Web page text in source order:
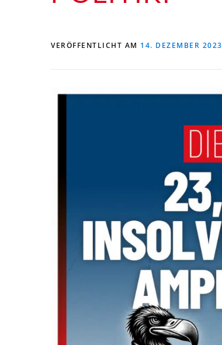
VERÖFFENTLICHT AM 14. DEZEMBER 2023